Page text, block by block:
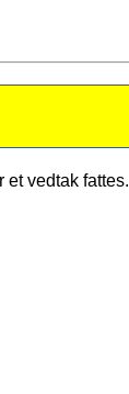
vedtak fattes.